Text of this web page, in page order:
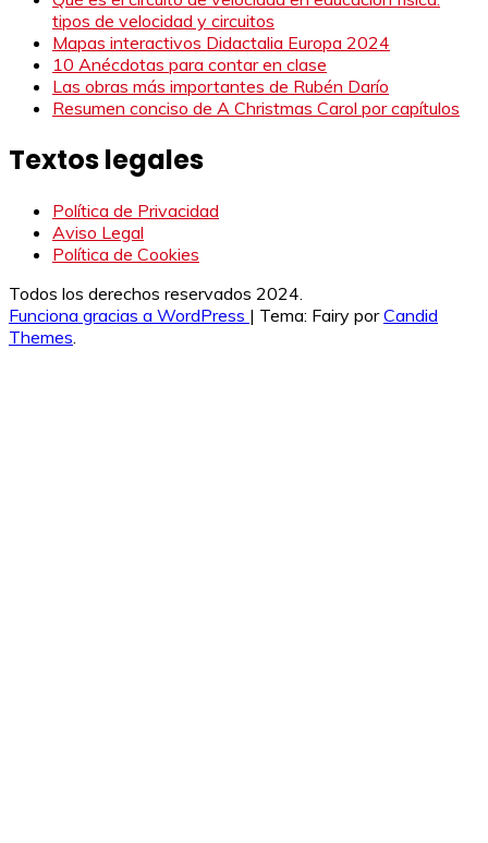
tipos de velocidad y circuitos
Mapas interactivos Didactalia Europa 2024
10 Anécdotas para contar en clase
Las obras más importantes de Rubén Darío
Resumen conciso de A Christmas Carol por capítulos
Textos legales
Política de Privacidad
Aviso Legal
Política de Cookies
Todos los derechos reservados 2024.
Funciona gracias a WordPress | Tema: Fairy porCandid
Themes.